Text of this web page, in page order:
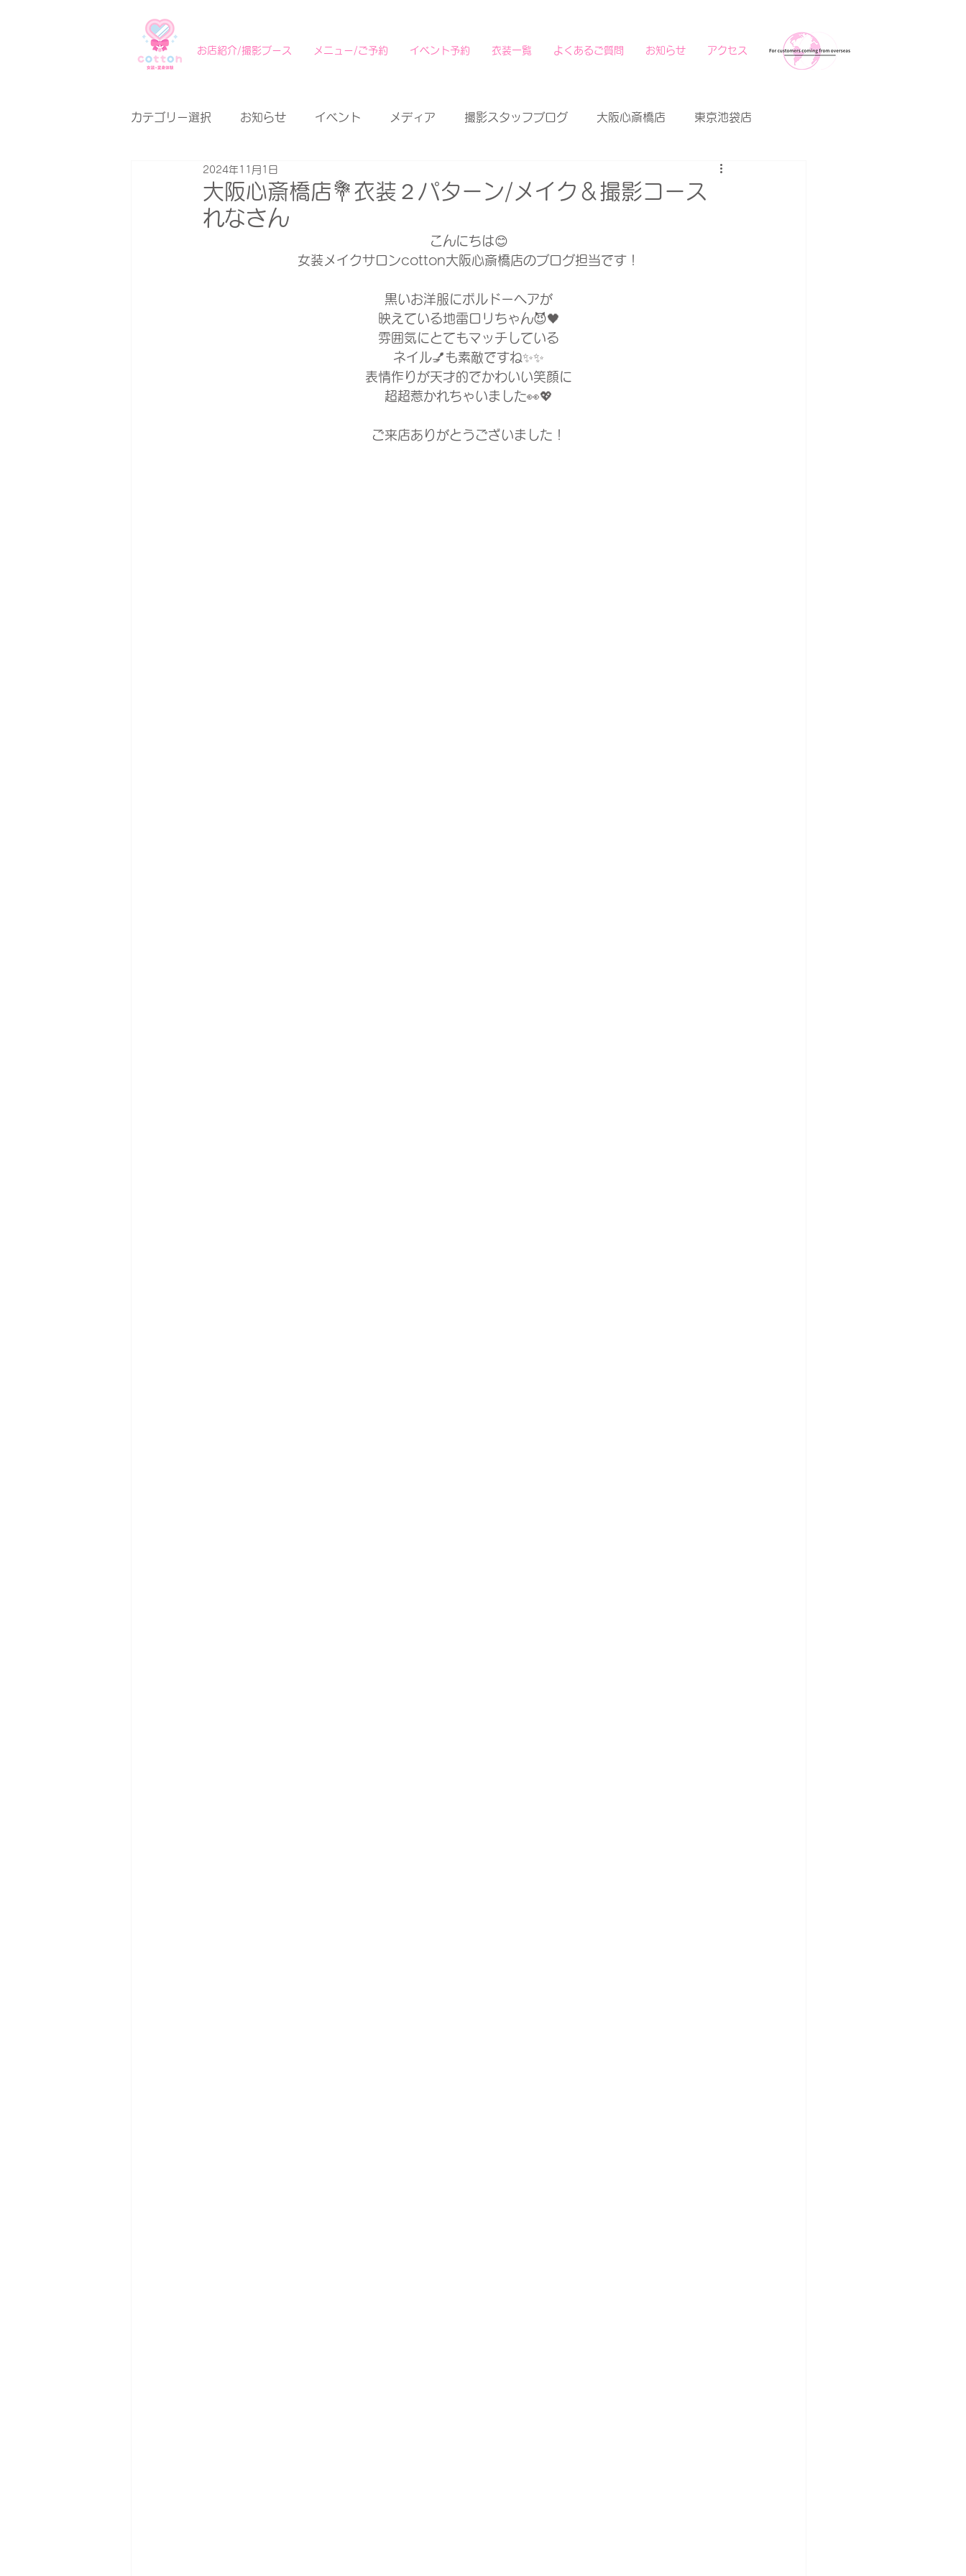
お店紹介/撮影ブース メニュー/ご予約 イベント予約 衣装一覧 よくあるご質問 お知らせ アクセス
カテゴリー選択 お知らせ イベント メディア 撮影スタッフブログ 大阪心斎橋店 東京池袋店
大阪心斎橋店💐衣装２パターン/メイク＆撮影コース
れなさん
2024年11月1日
こんにちは😊
女装メイクサロンcotton大阪心斎橋店のブログ担当です！
黒いお洋服にボルドーヘアが
映えている地雷ロリちゃん😈🖤
雰囲気にとてもマッチしている
ネイル💅も素敵ですね✨✨
表情作りが天才的でかわいい笑顔に
超超惹かれちゃいました👀💖
ご来店ありがとうございました！